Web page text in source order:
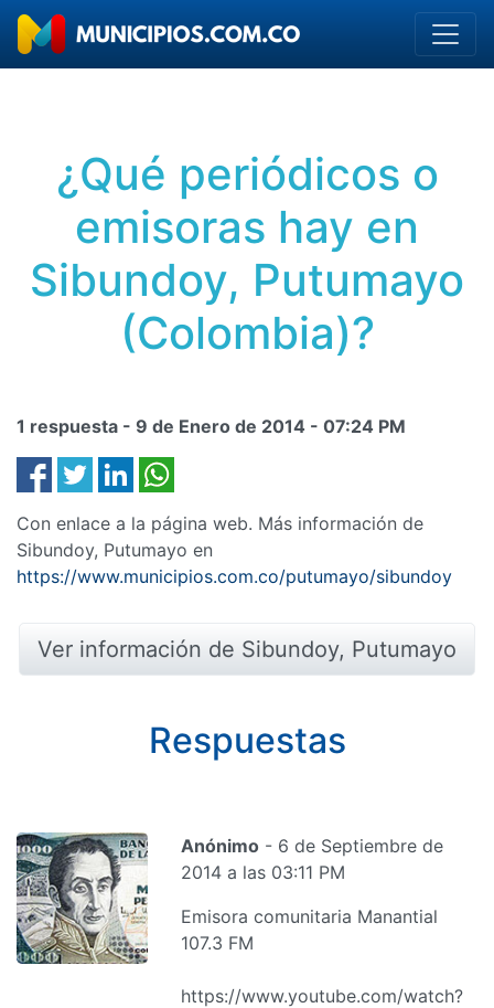
¿Qué periódicos o
emisoras hay en
Sibundoy, Putumayo
(Colombia)?
1 respuesta - 9 de Enero de 2014 - 07:24 PM
Con enlace a la página web. Más información de
Sibundoy, Putumayo en
https://www.municipios.com.co/putumayo/sibundoy
Ver información de Sibundoy, Putumayo
Respuestas
Anónimo - 6 de Septiembre de
2014 a las 03:11 PM
Emisora comunitaria Manantial
107.3 FM
https://www.youtube.com/watch?